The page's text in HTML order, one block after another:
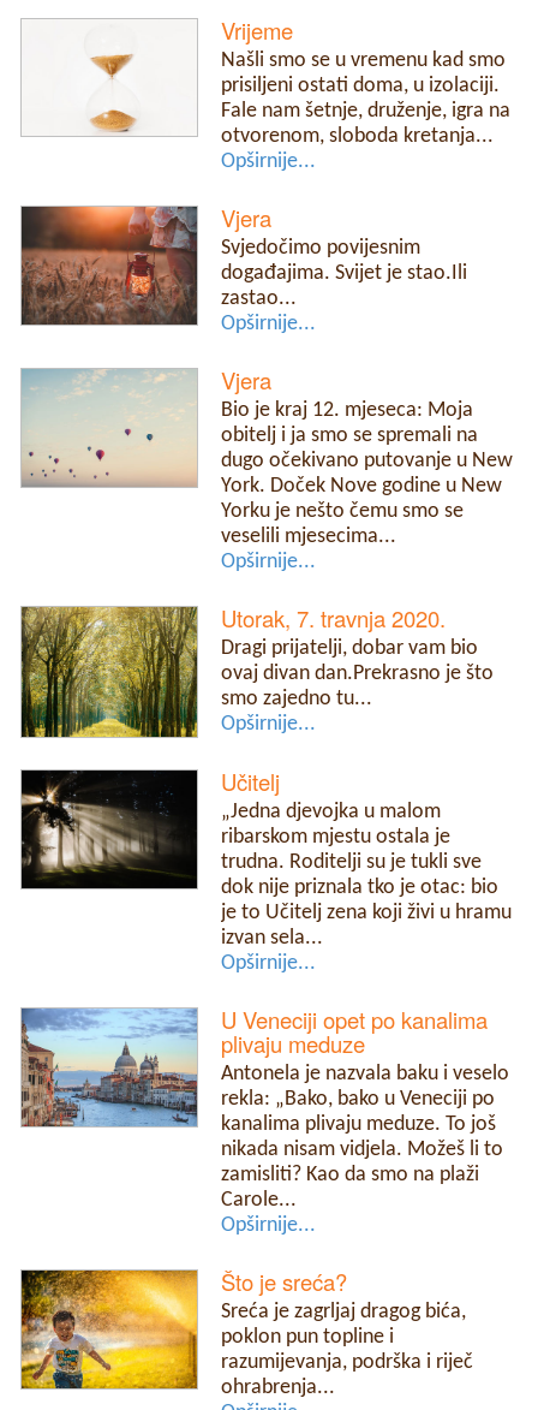
Vrijeme
Našli smo se u vremenu kad smo
prisiljeni ostati doma, u izolaciji.
Fale nam šetnje, druženje, igra na
otvorenom, sloboda kretanja...
Opširnije...
Vjera
Svjedočimo povijesnim
događajima. Svijet je stao.Ili
zastao...
Opširnije...
Vjera
Bio je kraj 12. mjeseca: Moja
obitelj i ja smo se spremali na
dugo očekivano putovanje u New
York. Doček Nove godine u New
Yorku je nešto čemu smo se
veselili mjesecima...
Opširnije...
Utorak, 7. travnja 2020.
Dragi prijatelji, dobar vam bio
ovaj divan dan.Prekrasno je što
smo zajedno tu...
Opširnije...
Učitelj
„Jedna djevojka u malom
ribarskom mjestu ostala je
trudna. Roditelji su je tukli sve
dok nije priznala tko je otac: bio
je to Učitelj zena koji živi u hramu
izvan sela...
Opširnije...
U Veneciji opet po kanalima
plivaju meduze
Antonela je nazvala baku i veselo
rekla: „Bako, bako u Veneciji po
kanalima plivaju meduze. To još
nikada nisam vidjela. Možeš li to
zamisliti? Kao da smo na plaži
Carole...
Opširnije...
Što je sreća?
Sreća je zagrljaj dragog bića,
poklon pun topline i
razumijevanja, podrška i riječ
ohrabrenja...